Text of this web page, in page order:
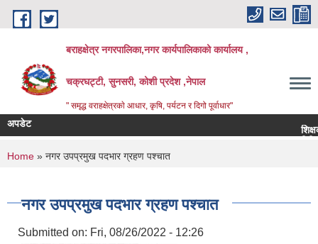
Skip to main content
बराहक्षेत्र नगरपालिका,नगर कार्यपालिकाको कार्यालय ,
चक्रघट्टी, सुनसरी, कोशी प्रदेश ,नेपाल
" समृद्ध वराहक्षेत्रकाे आधार, कृषि, पर्यटन र दिगो पूर्वाधार"
अपडेट
शिक्षक
You are here
Home » नगर उपप्रमुख पदभार ग्रहण पश्चात
नगर उपप्रमुख पदभार ग्रहण पश्चात
Submitted on: Fri, 08/26/2022 - 12:26